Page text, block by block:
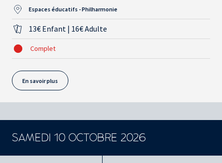
Espaces éducatifs - Philharmonie
13€ Enfant | 16€ Adulte
Complet
En savoir plus
SAMEDI 10 OCTOBRE 2026